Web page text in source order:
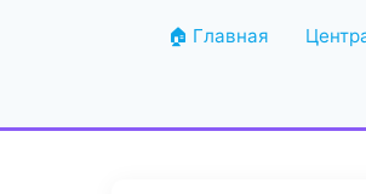
🏠 Главная